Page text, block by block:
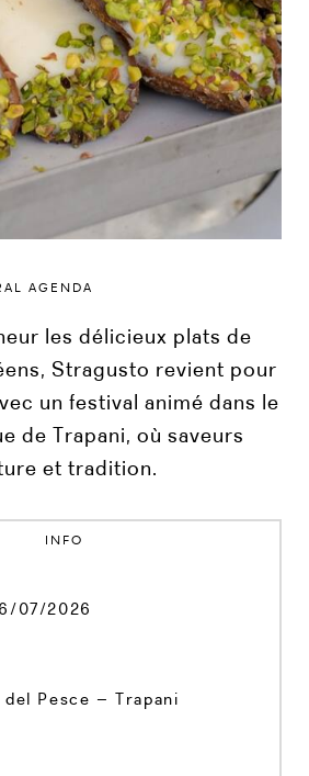
AGENDA
les délicieux plats de
Stragusto revient pour
un festival animé dans le
de Trapani, où saveurs
et tradition.
INFO
07/2026
Pesce – Trapani